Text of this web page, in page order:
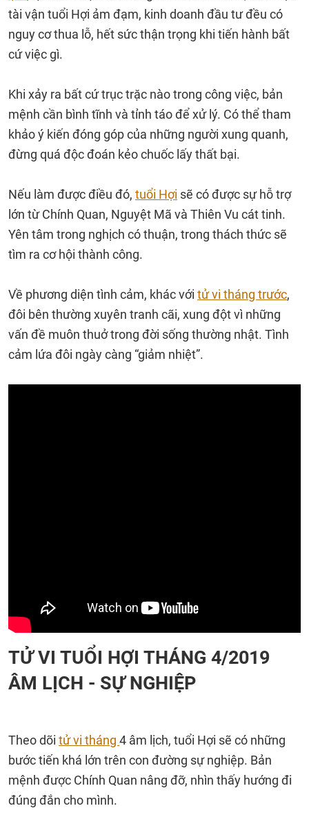
tài vận tuổi Hợi ảm đạm, kinh doanh đầu tư đều có
nguy cơ thua lỗ, hết sức thận trọng khi tiến hành bất
cứ việc gì.
Khi xảy ra bất cứ trục trặc nào trong công việc, bản
mệnh cần bình tĩnh và tỉnh táo để xử lý. Có thể tham
khảo ý kiến đóng góp của những người xung quanh,
đừng quá độc đoán kẻo chuốc lấy thất bại.
Nếu làm được điều đó, tuổi Hợi sẽ có được sự hỗ trợ
lớn từ Chính Quan, Nguyệt Mã và Thiên Vu cát tinh.
Yên tâm trong nghịch có thuận, trong thách thức sẽ
tìm ra cơ hội thành công.
Về phương diện tình cảm, khác với tử vi tháng trước,
đôi bên thường xuyên tranh cãi, xung đột vì những
vấn đề muôn thuở trong đời sống thường nhật. Tình
cảm lứa đôi ngày càng “giảm nhiệt”.
TỬ VI TUỔI HỢI THÁNG 4/2019
ÂM LỊCH - SỰ NGHIỆP
Theo dõi tử vi tháng 4 âm lịch, tuổi Hợi sẽ có những
bước tiến khá lớn trên con đường sự nghiệp. Bản
mệnh được Chính Quan nâng đỡ, nhìn thấy hướng đi
đúng đắn cho mình.